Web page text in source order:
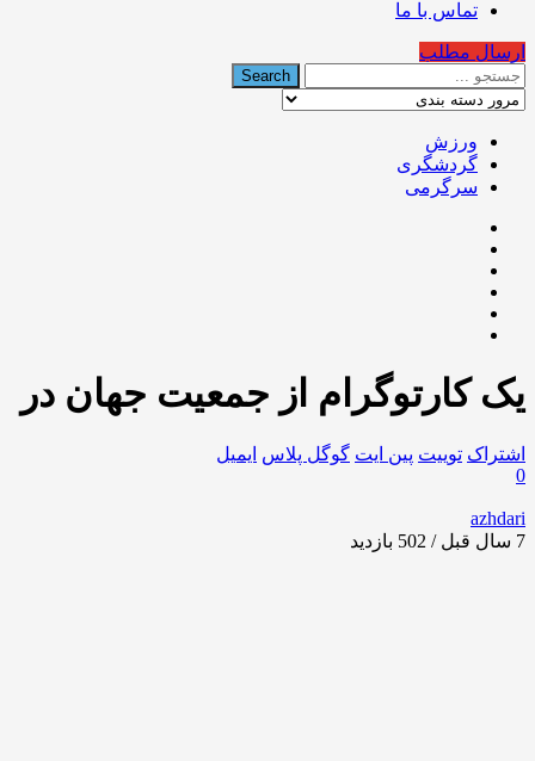
تماس با ما
ارسال مطلب
ورزش
گردشگری
سرگرمی
یک کارتوگرام از جمعیت جهان در
اشتراک توییت پین ایت گوگل‌ پلاس ایمیل
0
azhdari
7 سال قبل / 502
بازدید